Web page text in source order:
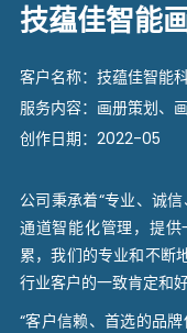
技蕴佳智能
客户名称： 技蕴佳智能
服务内容： 画册策划、
创作日期： 2022-05
公司秉承着“专业、诚
通道智能化管理，提
累，我们的专业和不断
行业客户的一致肯定和
“客户信赖、首选的品